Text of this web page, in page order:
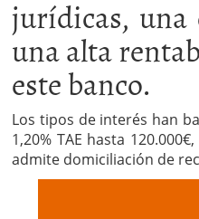
jurídicas, una
una alta
este banco.
Los tipos de interés han
1,20% TAE hasta
admite domiciliación de